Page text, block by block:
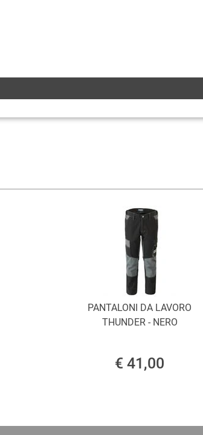
PANTALONI DA LAVORO
THUNDER - NERO
€ 41,00